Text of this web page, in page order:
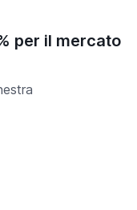
per il mercato